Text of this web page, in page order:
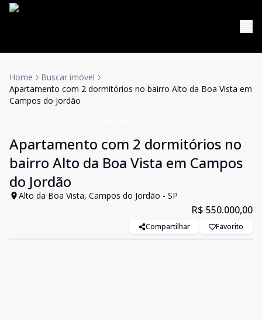
Home
Buscar imóvel
Apartamento com 2 dormitórios no bairro Alto da Boa Vista em
Campos do Jordão
Apartamento com 2 dormitórios no
bairro Alto da Boa Vista em Campos
do Jordão
Alto da Boa Vista, Campos do Jordão - SP
R$ 550.000,00
Compartilhar Favorito